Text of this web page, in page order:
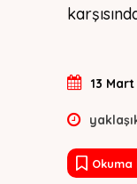
13
Okuma